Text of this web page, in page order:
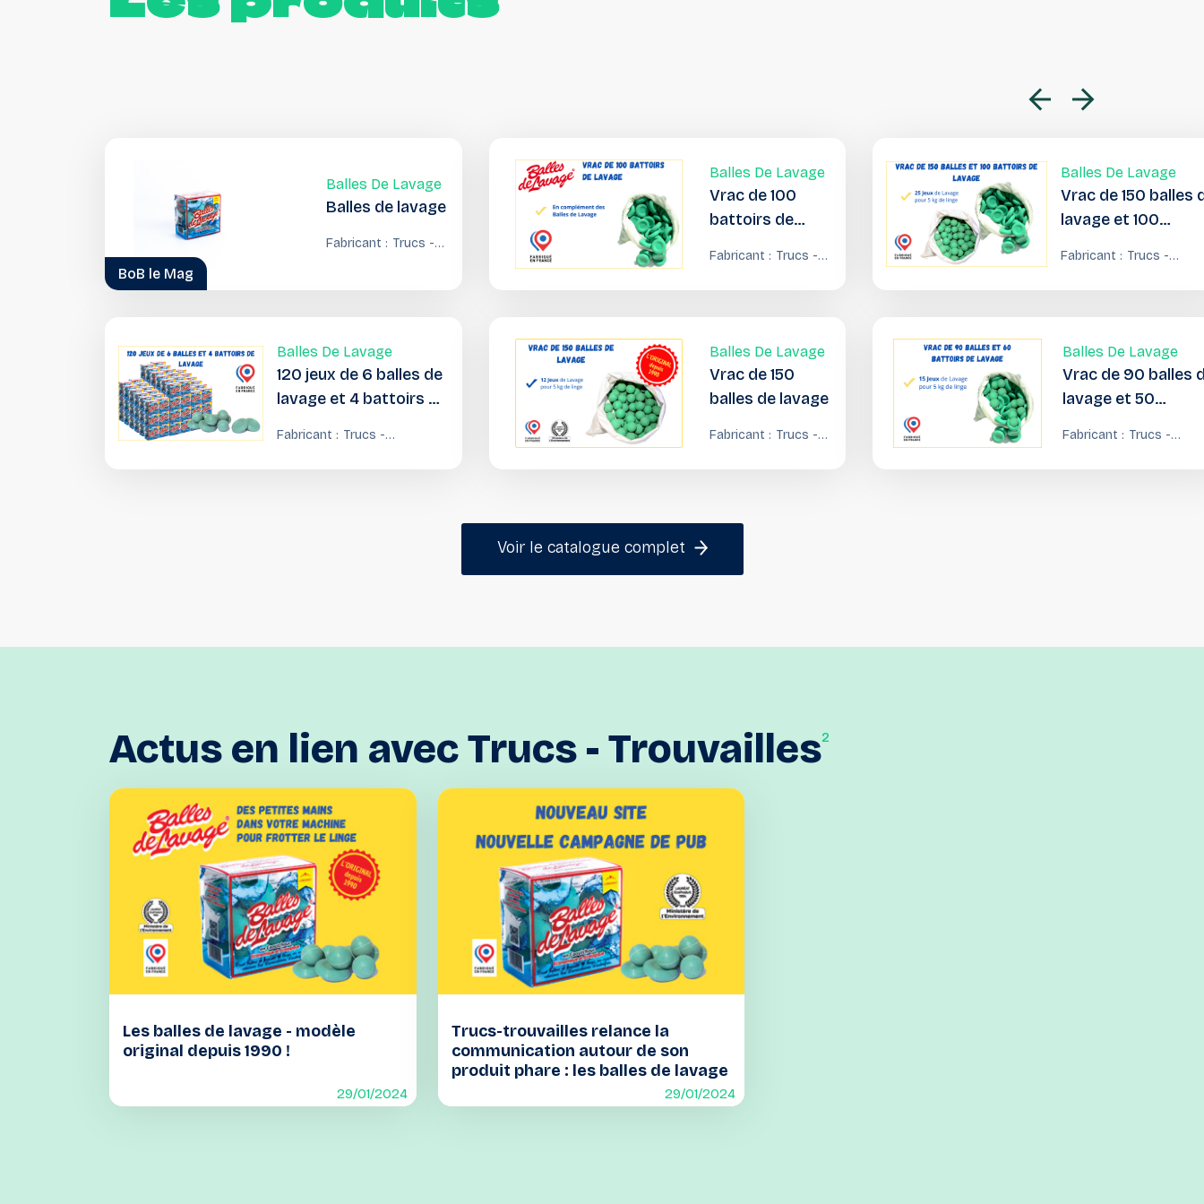
Balles De Lavage
Balles de lavage
Fabricant : Trucs -
BoB le Mag
Balles De Lavage
120 jeux de 6 balles de
lavage et 4 battoirs de
Fabricant : Trucs -
Balles De Lavage
Vrac de 100
battoirs de
Fabricant : Trucs -
Balles De Lavage
Vrac de 150
balles de lavage
Fabricant : Trucs -
Balles De Lavage
Vrac de 150 balles
lavage et 100
Fabricant : Trucs -
Balles De Lavage
Vrac de 90 balles
lavage et 50
Fabricant : Trucs -
Voir le catalogue complet
Actus en lien avecTrucs - Trouvailles2
Les balles de lavage - modèle
original depuis 1990 !
29/01/2024
Trucs-trouvailles relance la
communication autour de son
produit phare : les balles de lavage
29/01/2024